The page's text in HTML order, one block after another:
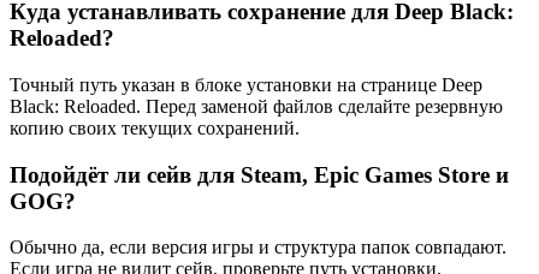
Куда устанавливать сохранение для Deep Black:
Reloaded?
Точный путь указан в блоке установки на странице Deep
Black: Reloaded. Перед заменой файлов сделайте резервную
копию своих текущих сохранений.
Подойдёт ли сейв для Steam, Epic Games Store и
GOG?
Обычно да, если версия игры и структура папок совпадают.
Если игра не видит сейв, проверьте путь установки,